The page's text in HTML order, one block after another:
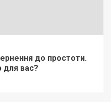
до простоти.
для вас?